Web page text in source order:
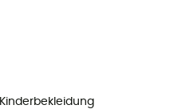
Kinderbekleidung